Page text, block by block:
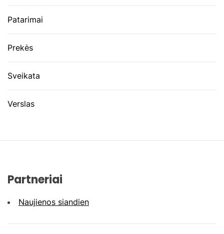
Patarimai
Prekės
Sveikata
Verslas
Partneriai
Naujienos siandien